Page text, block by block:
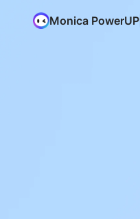
Monica PowerUP